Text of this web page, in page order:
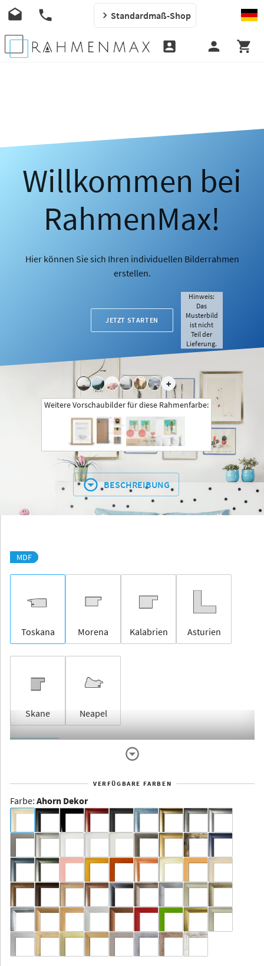
Standardmaß-Shop
Willkommen bei
RahmenMax!
Hier können Sie sich Ihren individuellen Bilderrahmen
erstellen.
JETZT STARTEN
+
Hinweis:
Das
Musterbild
ist nicht
Teil der
Lieferung.
Weitere Vorschaubilder für diese Rahmenfarbe:
BESCHREIBUNG
MDF
Toskana Morena Kalabrien Asturien
Skane Neapel
Dakota -
Rahmenloser
Aluminium
Yukon Alaska
VERFÜGBARE FARBEN
Farbe: Ahorn Dekor